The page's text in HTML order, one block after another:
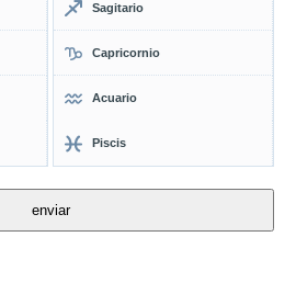
Sagitario
Capricornio
Acuario
Piscis